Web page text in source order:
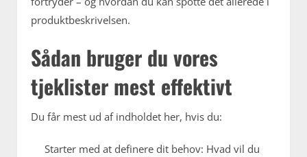
produktbeskrivelsen.
Sådan bruger du vores
tjeklister mest effektivt
Du får mest ud af indholdet her, hvis du:
Starter med at definere dit behov: Hvad vil du